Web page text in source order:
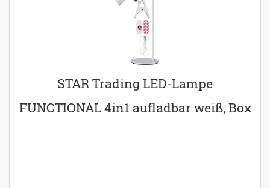
STAR Trading LED-Lampe
FUNCTIONAL 4in1 aufladbar weiß, Box